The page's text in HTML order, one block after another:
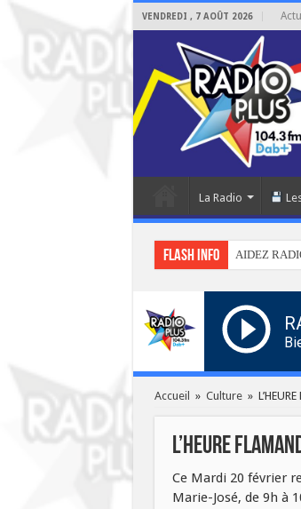
VENDREDI , 7 AOÛT 2026
La Radio
Flash info AIDEZ
Accueil » Culture »
L’HEURE
Ce Mardi 20 février
Marie-José, de 9h à